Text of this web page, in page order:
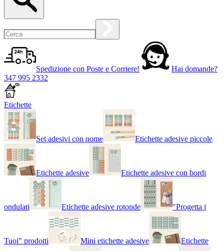
Spedizione con Poste e Corriere!
Hai domande?
347 995 2332
Etichette
Set adesivi con nome Etichette adesive piccole
Etichette adesive Etichette adesive con bordi
ondulati Etichette adesive rotonde "Progetta i
Tuoi" prodotti Mini etichette adesive Etichette